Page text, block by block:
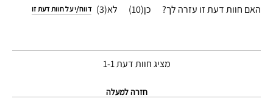
האם חוות דעת זו עזרה לך? 10
3 דווח/י על חוות דעת זו
מציג חוות דעת1-1
חזרה למעלה